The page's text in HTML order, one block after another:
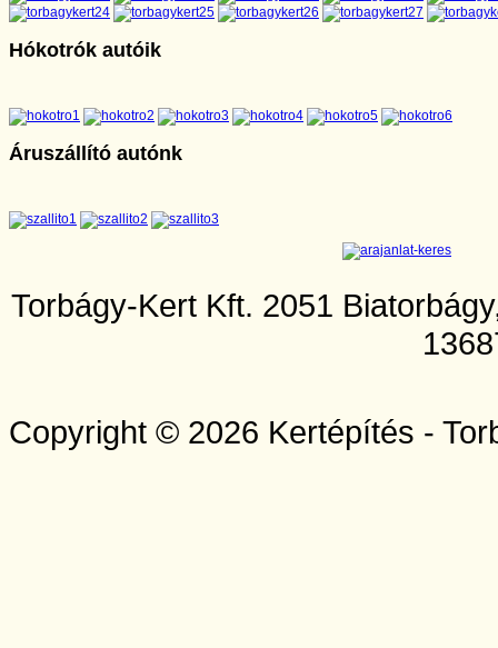
Hókotrók autóik
Áruszállító autónk
Torbágy-Kert Kft. 2051
Copyright © 2026 Kertépítés -